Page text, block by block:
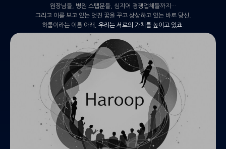
원장님들, 병원 스탭분들, 심지어 경쟁업체들까지…
그리고 이를 보고 있는 멋진 꿈을 꾸고 상상하고 있는 바로 당신.
하룹이라는 이름 아래, 우리는 서로의 가치를 높이고 있죠.